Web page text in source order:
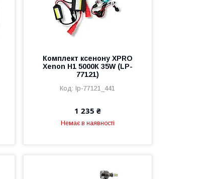
Комплект ксенону XPRO
Xenon H1 5000К 35W (LP-
77121)
lp-77121_441
1 235 ₴
Немає в наявності